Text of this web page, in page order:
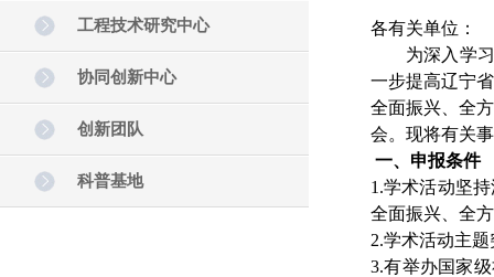
工程技术研究中心
协同创新中心
创新团队
科普基地
各有关单位：
为深入学习
一步提高辽宁
全面振兴、全
会。现将有关
一、申报条件
1.学术活动坚
全面振兴、全
2.学术活动主
3.有举办国家